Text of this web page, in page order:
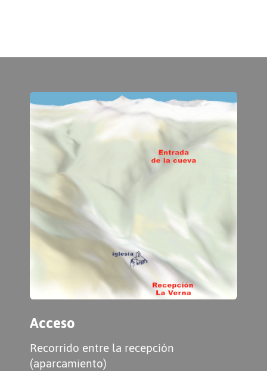
Acceso
Recorrido entre la recepción
(aparcamiento)